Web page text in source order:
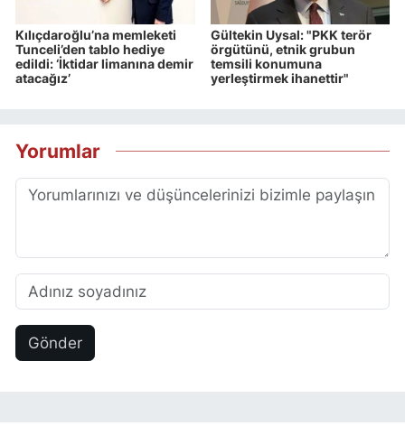
Kılıçdaroğlu’na memleketi
Tunceli’den tablo hediye
edildi: ‘İktidar limanına demir
atacağız’
Gültekin Uysal: "PKK terör
örgütünü, etnik grubun
temsili konumuna
yerleştirmek ihanettir"
Yorumlar
Gönder